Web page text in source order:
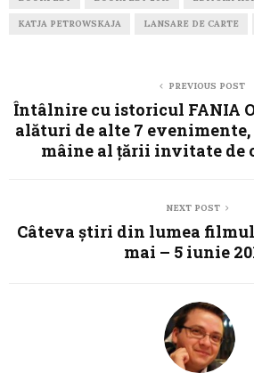
KATJA PETROWSKAJA LANSARE DE CARTE
PREVIOUS POST
Întâlnire cu istoricul FANIA
alături de alte 7
mâine al ţării invitate de
NEXT POST
Câteva știri din lumea
mai – 5 iunie